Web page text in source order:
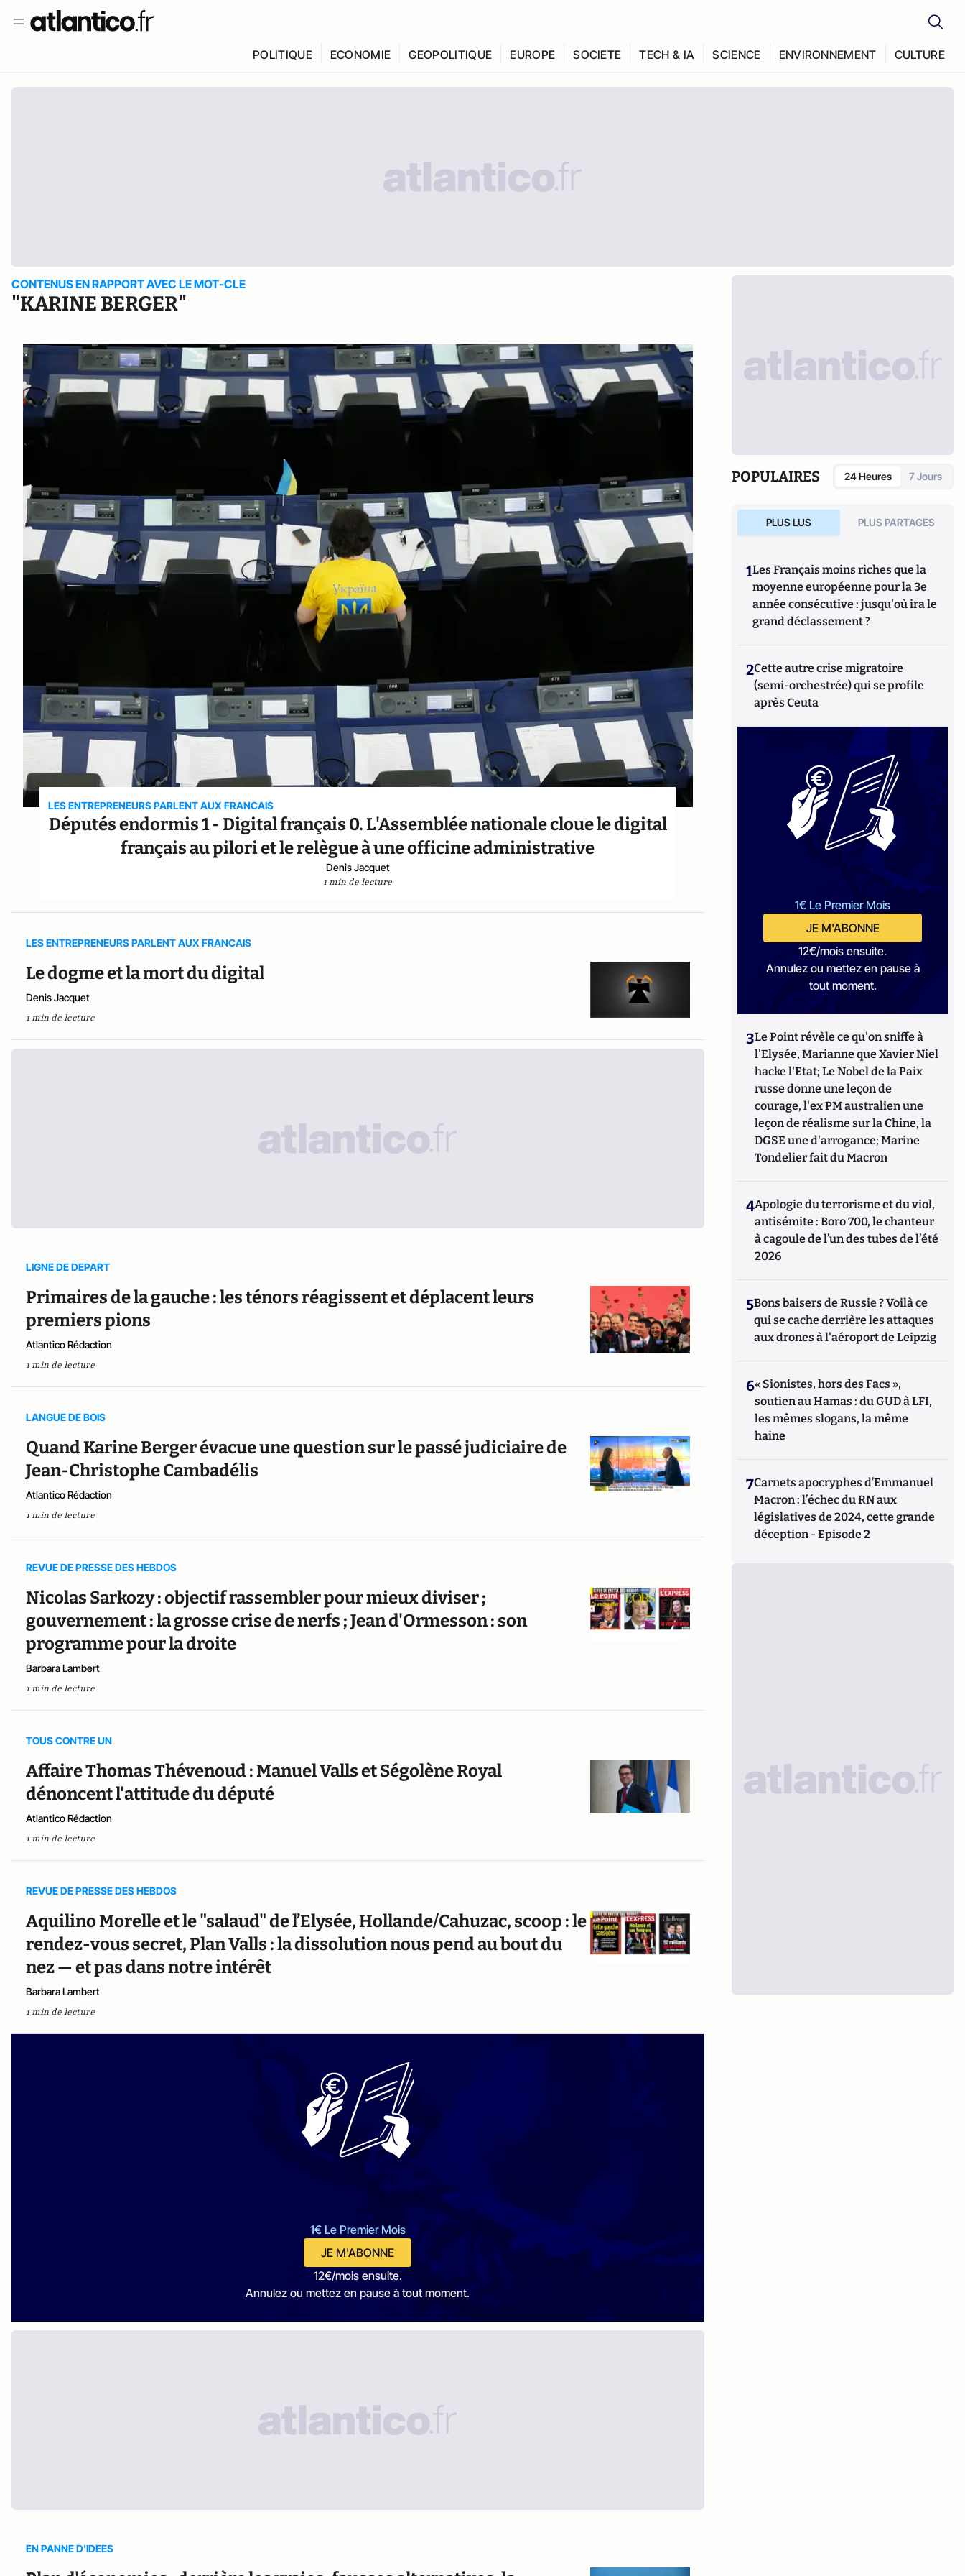
POLITIQUE ECONOMIE GEOPOLITIQUE EUROPE SOCIETE TECH & IA SCIENCE ENVIRONNEMENT CULTURE
CONTENUS EN RAPPORT AVEC LE MOT-CLE
"KARINE BERGER"
LES ENTREPRENEURS PARLENT AUX FRANCAIS
Députés endormis 1 - Digital français 0. L'Assemblée nationale cloue le digital
français au pilori et le relègue à une officine administrative
Denis Jacquet
1 min de lecture
LES ENTREPRENEURS PARLENT AUX FRANCAIS
Le dogme et la mort du digital
Denis Jacquet
1 min de lecture
LIGNE DE DEPART
Primaires de la gauche : les ténors réagissent et déplacent leurs
premiers pions
Atlantico Rédaction
1 min de lecture
LANGUE DE BOIS
Quand Karine Berger évacue une question sur le passé judiciaire de
Jean-Christophe Cambadélis
Atlantico Rédaction
1 min de lecture
REVUE DE PRESSE DES HEBDOS
Nicolas Sarkozy : objectif rassembler pour mieux diviser ;
gouvernement : la grosse crise de nerfs ; Jean d'Ormesson : son
programme pour la droite
Barbara Lambert
1 min de lecture
TOUS CONTRE UN
Affaire Thomas Thévenoud : Manuel Valls et Ségolène Royal
dénoncent l'attitude du député
Atlantico Rédaction
1 min de lecture
REVUE DE PRESSE DES HEBDOS
Aquilino Morelle et le "salaud" de l’Elysée, Hollande/Cahuzac, scoop : le
rendez-vous secret, Plan Valls : la dissolution nous pend au bout du
nez — et pas dans notre intérêt
Barbara Lambert
1 min de lecture
1€ Le Premier Mois
JE M'ABONNE
12€/mois ensuite.
Annulez ou mettez en pause à tout moment.
EN PANNE D'IDEES
POPULAIRES 24 Heures 7 Jours
PLUS LUS PLUS PARTAGES
1Les Français moins riches que la
moyenne européenne pour la 3e
année consécutive : jusqu'où ira le
grand déclassement ?
2Cette autre crise migratoire
(semi-orchestrée) qui se profile
après Ceuta
1€ Le Premier Mois
JE M'ABONNE
12€/mois ensuite.
Annulez ou mettez en pause à
tout moment.
3Le Point révèle ce qu'on sniffe à
l'Elysée, Marianne que Xavier Niel
hacke l'Etat; Le Nobel de la Paix
russe donne une leçon de
courage, l'ex PM australien une
leçon de réalisme sur la Chine, la
DGSE une d'arrogance; Marine
Tondelier fait du Macron
4Apologie du terrorisme et du viol,
antisémite : Boro 700, le chanteur
à cagoule de l’un des tubes de l’été
2026
5Bons baisers de Russie ? Voilà ce
qui se cache derrière les attaques
aux drones à l'aéroport de Leipzig
6« Sionistes, hors des Facs »,
soutien au Hamas : du GUD à LFI,
les mêmes slogans, la même
haine
7Carnets apocryphes d’Emmanuel
Macron : l’échec du RN aux
législatives de 2024, cette grande
déception - Episode 2